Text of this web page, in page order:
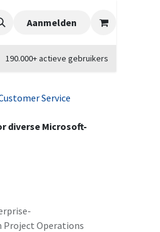
Aanmelden
190.000+ actieve gebruikers
Service
diverse Microsoft-
Project Operations